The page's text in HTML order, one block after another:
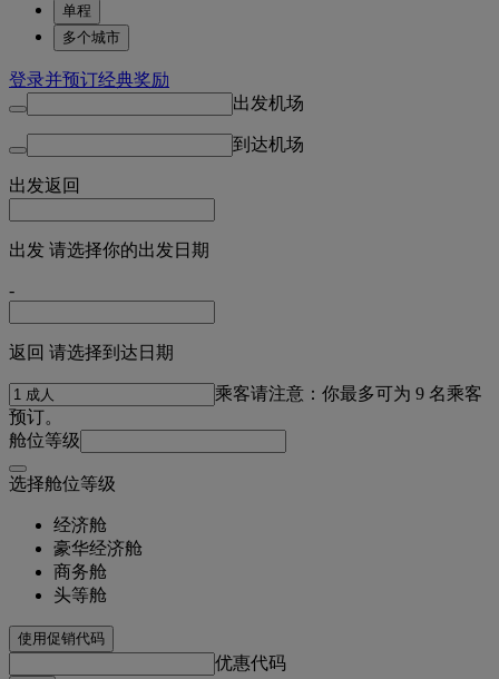
单程
多个城市
登录并预订经典奖励
出发机场
到达机场
出发返回
出发 请选择你的出发日期
-
返回 请选择到达日期
乘客请注意：你最多可为 9 名乘客
预订。
舱位等级
选择舱位等级
经济舱
豪华经济舱
商务舱
头等舱
使用促销代码
优惠代码